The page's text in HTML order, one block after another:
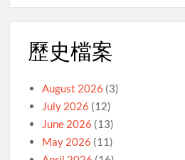
歷史檔案
August 2026 (3)
July 2026 (12)
June 2026 (13)
May 2026 (11)